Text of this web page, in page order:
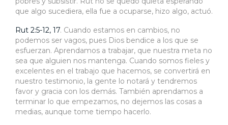
que algo sucediera, ella fue a ocuparse, hizo algo, actuó.
Rut 2:5-12, 17. Cuando estamos en cambios, no
podemos ser vagos, pues Dios bendice a los que se
esfuerzan. Aprendamos a trabajar, que nuestra meta no
sea que alguien nos mantenga. Cuando somos fieles y
excelentes en el trabajo que hacemos, se convertirá en
nuestro testimonio, la gente lo notará y tendremos
favor y gracia con los demás. También aprendamos a
terminar lo que empezamos, no dejemos las cosas a
medias, aunque tome tiempo hacerlo.